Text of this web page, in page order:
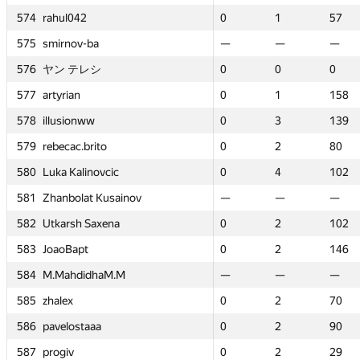
574 rahul042 0 1
57
575 smirnov-ba — —
—
576 ヤン テレシ 0 0
0
577 artyrian 0 1
158
578 illusionww 0 3
139
579 rebecac.brito 0 2
80
580 Luka Kalinovcic 0 4
102
581
Zhanbolat Kusainov — —
—
582
Utkarsh Saxena 0 2
102
583 JoaoBapt 0 2
146
584 M.MahdidhaM.M — —
—
585 zhalex 0 2
70
586 pavelostaaa 0 2
90
587
progiv 0 2
29
0
—
—
—
—
14
0
0 — —
—
—
0
3 — —
0
2 — —
—
0
4 — —
—
—
2 — —
0
— —
—
—
113
26
0
2
28
56
574 rahul042 0 1
57
575 smirnov-ba — —
—
576 ヤン テレシ 0 0
0
577 artyrian 0 1
158
578 illusionww 0 3
139
579 rebecac.brito 0 2
80
580 Luka Kalinovcic 0 4
102
581
Zhanbolat Kusainov — —
—
582
Utkarsh Saxena 0 2
102
583 JoaoBapt 0 2
146
584 M.MahdidhaM.M — —
—
585 zhalex 0 2
70
586 pavelostaaa 0 2
90
587
progiv 0 2
29
574 rahul042 0 1
57
575 smirnov-ba — —
—
576 ヤン テレシ 0 0
0
577 artyrian 0 1
158
578 illusionww 0 3
139
579 rebecac.brito 0 2
80
580 Luka Kalinovcic 0 4
102
581
Zhanbolat Kusainov — —
—
582
Utkarsh Saxena 0 2
102
583 JoaoBapt 0 2
146
584 M.MahdidhaM.M — —
—
585 zhalex 0 2
70
586 pavelostaaa 0 2
90
587
progiv 0 2
29
0
—
—
—
—
14
0
0 — —
—
—
0
3 — —
0
2 — —
—
0
4 — —
—
—
2 — —
0
— —
—
—
113
26
0
2
28
56
574 rahul042 0 1
57
575 smirnov-ba — —
—
576 ヤン テレシ 0 0
0
577 artyrian 0 1
158
578 illusionww 0 3
139
579 rebecac.brito 0 2
80
580 Luka Kalinovcic 0 4
102
581
Zhanbolat Kusainov — —
—
582
Utkarsh Saxena 0 2
102
583 JoaoBapt 0 2
146
584 M.MahdidhaM.M — —
—
585 zhalex 0 2
70
586 pavelostaaa 0 2
90
587
progiv 0 2
29